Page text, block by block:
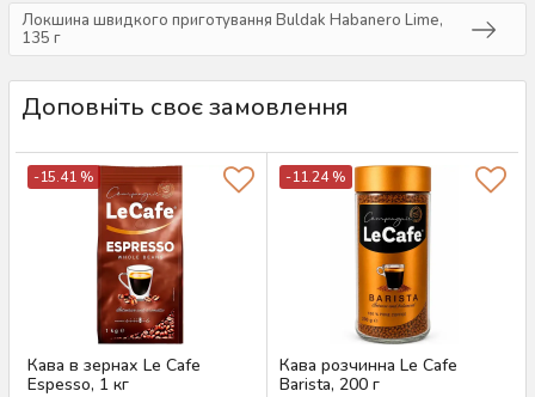
Локшина швидкого приготування Buldak Habanero Lime,
135 г
Доповніть своє замовлення
-15.41 %
Кава в зернах Le Cafe
Espesso, 1 кг
-11.24 %
Кава розчинна Le Cafe
Barista, 200 г